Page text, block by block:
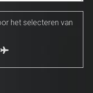
het selecteren van